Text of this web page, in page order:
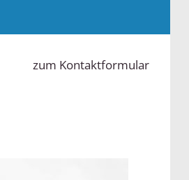
zum Kontaktformular